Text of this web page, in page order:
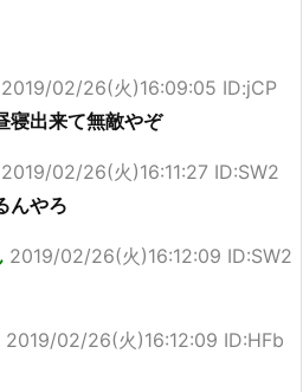
2019/02/26(火)16:09:05 ID:jCP
寝出来て無敵やぞ
2019/02/26(火)16:11:27 ID:SW2
んやろ
2019/02/26(火)16:12:09 ID:SW2
2019/02/26(火)16:12:09 ID:HFb